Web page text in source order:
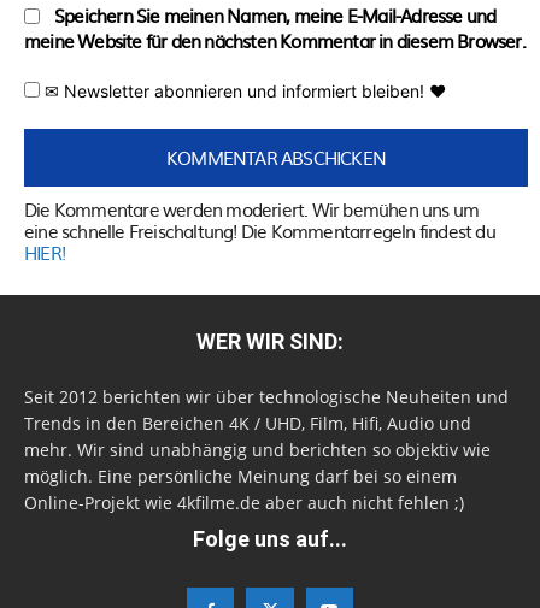
Speichern Sie meinen Namen, meine E-Mail-Adresse und
meine Website für den nächsten Kommentar in diesem Browser.
✉ Newsletter abonnieren und informiert bleiben! ♥
Die Kommentare werden moderiert. Wir bemühen uns um
eine schnelle Freischaltung! Die Kommentarregeln findest du
HIER!
WER WIR SIND:
Seit 2012 berichten wir über technologische Neuheiten und
Trends in den Bereichen 4K / UHD, Film, Hifi, Audio und
mehr. Wir sind unabhängig und berichten so objektiv wie
möglich. Eine persönliche Meinung darf bei so einem
Online-Projekt wie 4kfilme.de aber auch nicht fehlen ;)
Folge uns auf...